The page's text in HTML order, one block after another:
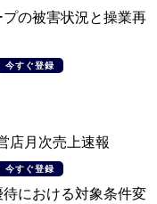
の被害状況と操業再
今すぐ登録
店月次売上速報
今すぐ登録
における対象条件変